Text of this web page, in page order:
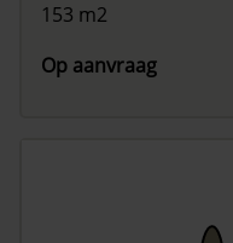
153 m2
Op aanvraag